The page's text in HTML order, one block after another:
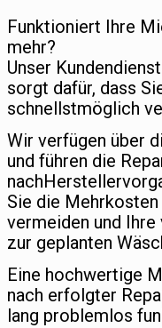
Funktioniert Ihre
mehr?
Unser
sorgt dafür, dass
schnellstmöglich
Wir verfügen über
und führen die
Sie die
vermeiden und Ihre
zur geplanten
Eine hochwertige
nach erfolgter
lang problemlos